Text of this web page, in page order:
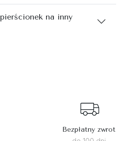
na inny
Bezpłatny zwrot